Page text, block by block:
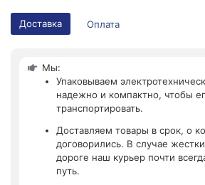
Доставка Оплата
Мы:
Упаковываем
надежно и компактно, чтобы
транспортировать.
Доставляем товары в срок, о
договорились. В случае
дороге наш курьер почти
путь.